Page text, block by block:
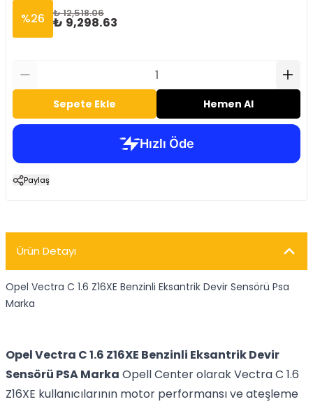
%26 ₺ 12,518.06
₺ 9,298.63
Sepete Ekle Hemen Al
Paylaş
Ürün Detayı
Opel Vectra C 1.6 Z16XE Benzinli Eksantrik Devir Sensörü Psa
Marka
Opel Vectra C 1.6 Z16XE Benzinli Eksantrik Devir
Sensörü PSA Marka Opell Center olarak Vectra C 1.6
Z16XE kullanıcılarının motor performansı ve ateşleme